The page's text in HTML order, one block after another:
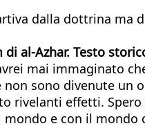
dalla dottrina ma
al-Azhar. Testo
mai immaginato
sono divenute un
rivelanti effetti. Spero
e con il mondo